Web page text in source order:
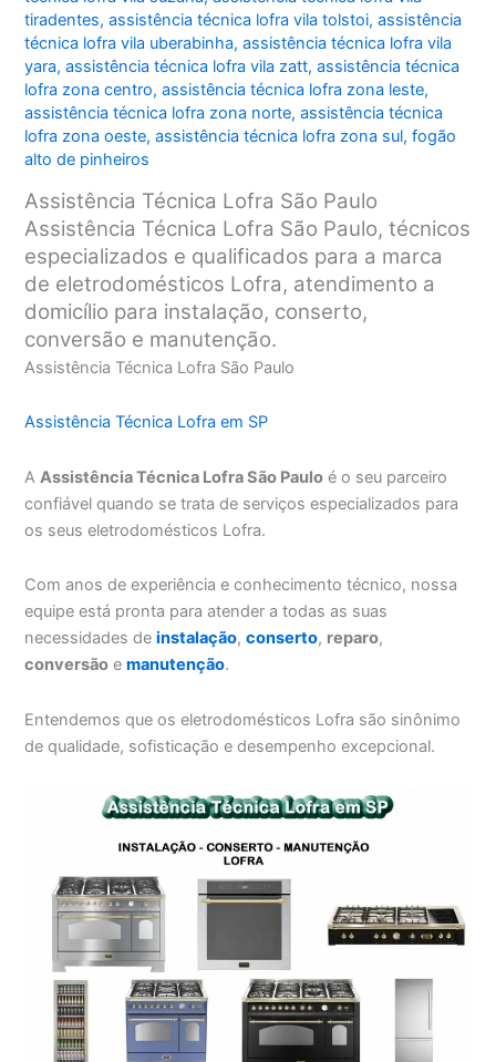
tiradentes,assistência técnica lofra vila tolstoi,assistência
técnica lofra vila uberabinha,assistência técnica lofra vila
yara,assistência técnica lofra vila zatt,assistência técnica
lofra zona centro,assistência técnica lofra zona leste,
assistência técnica lofra zona norte,assistência técnica
lofra zona oeste,assistência técnica lofra zona sul,fogão
alto de pinheiros
Assistência Técnica Lofra São Paulo
Assistência Técnica Lofra São Paulo, técnicos
especializados e qualificados para a marca
de eletrodomésticos Lofra, atendimento a
domicílio para instalação, conserto,
conversão e manutenção.
Assistência Técnica Lofra São Paulo
Assistência Técnica Lofra em SP
AAssistência Técnica Lofra São Paulo é o seu parceiro
confiável quando se trata de serviços especializados para
os seus eletrodomésticos Lofra.
Com anos de experiência e conhecimento técnico, nossa
equipe está pronta para atender a todas as suas
necessidades deinstalação,conserto, reparo,
conversão emanutenção.
Entendemos que os eletrodomésticos Lofra são sinônimo
de qualidade, sofisticação e desempenho excepcional.